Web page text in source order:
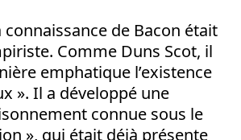
connaissance de Bacon était
Comme Duns Scot, il
emphatique l’existence
». Il a développé une
connue sous le
», qui était déjà présente